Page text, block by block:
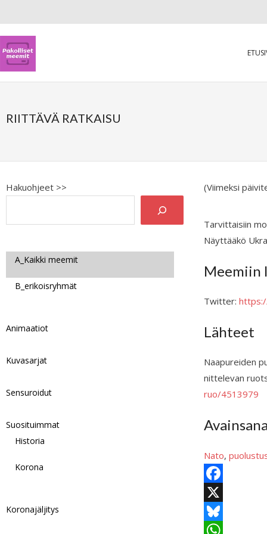
RIITTÄVÄ RATKAISU
(Viimeksi
Tarvittaisiin
Näyttääkö
Meemiin
Twitter:
Lähteet
Naa­pu­rei­den
nit­te­le­van
ruo/4513979
Nato,
F
a
c
X
B
Hakuohjeet >>
A_Kaikki meemit
B_erikoisryhmät
Animaatiot
Kuvasarjat
Sensuroidut
Suosituimmat
Historia
Korona
Koronajäljitys